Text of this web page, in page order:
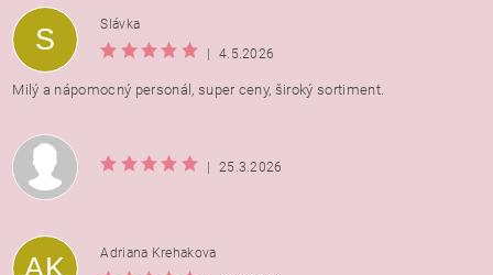
Vložením hodnotenie súhlasíte s
osobných údajov
S
Slávka
|
4.5.2026
Milý a nápomocný personál, super ceny, široký sortiment.
| 25.3.2026
AK
Adriana Krehakova